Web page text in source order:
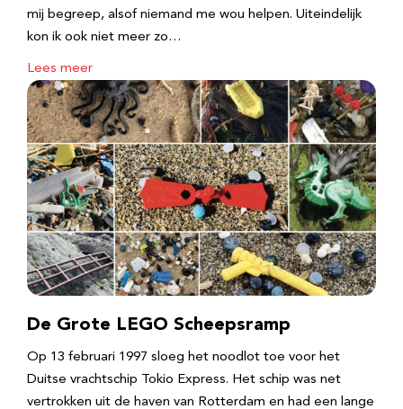
mij begreep, alsof niemand me wou helpen. Uiteindelijk
kon ik ook niet meer zo…
Lees meer
De Grote LEGO Scheepsramp
Op 13 februari 1997 sloeg het noodlot toe voor het
Duitse vrachtschip Tokio Express. Het schip was net
vertrokken uit de haven van Rotterdam en had een lange